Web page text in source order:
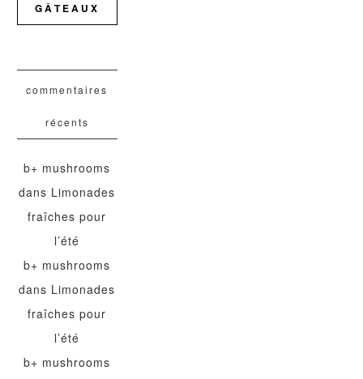
GÂTEAUX
commentaires
récents
b+ mushrooms
dans Limonades
fraîches pour
l’été
b+ mushrooms
dans Limonades
fraîches pour
l’été
b+ mushrooms